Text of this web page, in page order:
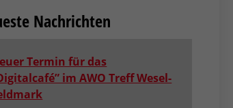
Nachrichten
Termin für das
im AWO Treff Wesel-